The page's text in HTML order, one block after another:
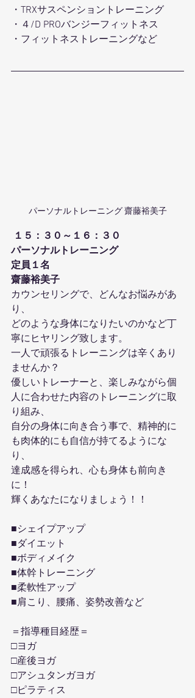
・TRXサスペンショントレーニング
・４/D PROバンジーフィットネス
・フィットネストレーニングなど
パーソナルトレーニング 齋藤裕美子
１５：３０～１６：３０
パーソナルトレーニング
定員１名
齋藤裕美子
カウンセリングで、どんなお悩みがあ
り、
どのような身体になりたいのかなど丁
寧にヒヤリング致します。
一人で頑張るトレーニングは辛くあり
ませんか？
優しいトレーナーと、楽しみながら個
人に合わせた内容のトレーニングに取
り組み、
自分の身体に向き合う事で、精神的に
も肉体的にも自信が持てるようにな
り、
達成感を得られ、心も身体も前向き
に！
輝くあなたになりましょう！！
■シェイプアップ
■ダイエット
■ボディメイク
■体幹トレーニング
■柔軟性アップ
■肩こり、腰痛、姿勢改善など
＝指導種目経歴＝
□ヨガ
□産後ヨガ
□アシュタンガヨガ
□ピラティス